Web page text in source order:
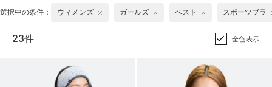
選択中の条件： ウィメンズ ガールズ ベスト スポーツブラ
23件 全色表示